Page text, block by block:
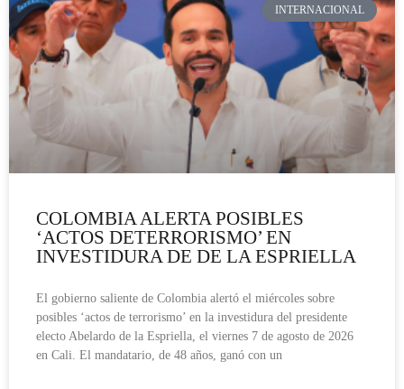
INTERNACIONAL
COLOMBIA ALERTA POSIBLES
‘ACTOS DETERRORISMO’ EN
INVESTIDURA DE DE LA ESPRIELLA
El gobierno saliente de Colombia alertó el miércoles sobre
posibles ‘actos de terrorismo’ en la investidura del presidente
electo Abelardo de la Espriella, el viernes 7 de agosto de 2026
en Cali. El mandatario, de 48 años, ganó con un